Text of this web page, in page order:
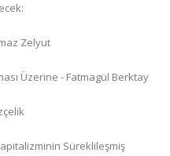
Zelyut
Üzerine - Fatmagül Berktay
Süreklileşmiş